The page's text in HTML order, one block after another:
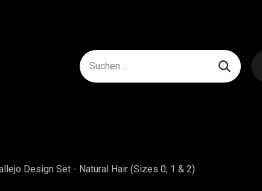
Design Set - Natural Hair (Sizes 0, 1 & 2)